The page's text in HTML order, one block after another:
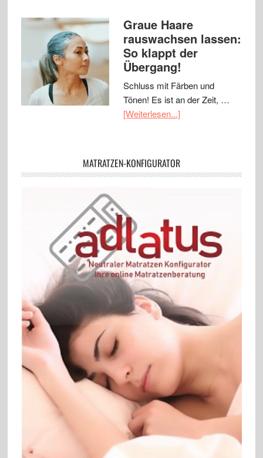
Graue Haare
rauswachsen lassen:
So klappt der
Übergang!
Schluss mit Färben und
Tönen! Es ist an der Zeit, …
[Weiterlesen...]
MATRATZEN-KONFIGURATOR